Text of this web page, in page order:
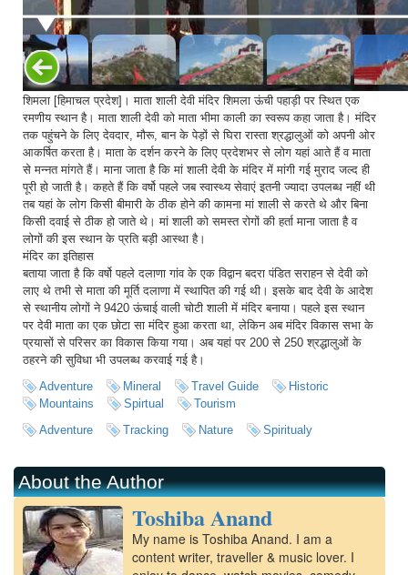
Kangra
Una
शिमला [हिमाचल प्रदेश]। माता शाली देवी मंदिर शिमला ऊंची पहाड़ी पर स्थित एक
रमणीय स्थान है। माता शाली देवी को माता भीमा काली का स्वरूप कहा जाता है। मंदिर
तक पहुंचने के लिए देवदार, मौरू, बान के पेड़ों से घिरा रास्ता श्रद्धालुओं को अपनी ओर
आकर्षित करता है। माता के दर्शन करने के लिए प्रदेशभर से लोग यहां आते हैं व माता
से मन्नत मांगते हैं। माना जाता है कि मां शाली देवी के मंदिर में मांगी गई मुराद जल्द ही
पूरी हो जाती है। कहते हैं कि वर्षो पहले जब स्वास्थ्य सेवाएं इतनी ज्यादा उपलब्ध नहीं थी
तब यहां के लोग किसी बीमारी के ठीक होने की कामना मां शाली से करते थे और बिना
किसी दवाई से ठीक हो जाते थे। मां शाली को समस्त रोगों की हर्ता माना जाता है व
लोगों की इस स्थान के प्रति बड़ी आस्था है।
मंदिर का इतिहास
बताया जाता है कि वर्षो पहले दलाणा गांव के एक विद्वान बदरा पंडित सराहन से देवी को
लाए थे तभी से माता की मूर्ति दलाणा में स्थापित की गई थी। इसके बाद देवी के आदेश
से स्थानीय लोगों ने 9420 ऊंचाई वाली चोटी शाली में मंदिर बनाया। पहले इस स्थान
पर देवी माता का एक छोटा सा मंदिर हुआ करता था, लेकिन अब मंदिर विकास सभा के
प्रयासों से परिसर का विकास किया गया। अब यहां पर 200 से 250 श्रद्धालुओं के
ठहरने की सुविधा भी उपलब्ध करवाई गई है।
Adventure
Mineral Travel Guide
Historic
Mountains
Spirtual
Tourism
Adventure
Tracking Nature Spiritualy
About the Author
Toshiba Anand
My name is Toshiba Anand. I am a
content writer, traveller & music lover. I